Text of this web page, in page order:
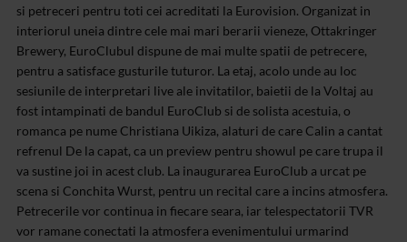
si petreceri pentru toti cei acreditati la Eurovision. Organizat in
interiorul uneia dintre cele mai mari berarii vieneze, Ottakringer
Brewery, EuroClubul dispune de mai multe spatii de petrecere,
pentru a satisface gusturile tuturor. La etaj, acolo unde au loc
sesiunile de interpretari live ale invitatilor, baietii de la Voltaj au
fost intampinati de bandul EuroClub si de solista acestuia, o
romanca pe nume Christiana Uikiza, alaturi de care Calin a cantat
refrenul De la capat, ca un preview pentru showul pe care trupa il
va sustine joi in acest club. La inaugurarea EuroClub a urcat pe
scena si Conchita Wurst, pentru un recital care a incins atmosfera.
Petrecerile vor continua in fiecare seara, iar telespectatorii TVR
vor ramane conectati la atmosfera evenimentului urmarind